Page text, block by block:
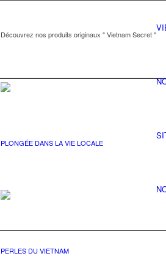
Découvrez nos produits originaux " Vietnam Secret "
PLONGÉE DANS LA VIE LOCALE
PERLES DU VIETNAM